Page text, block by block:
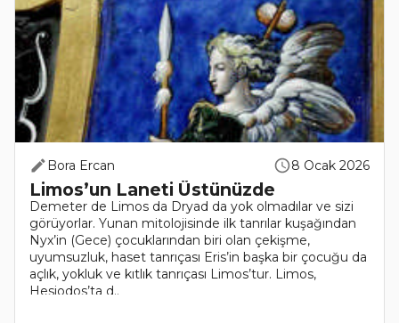
Bora Ercan 8 Ocak 2026
Limos’un Laneti Üstünüzde
Demeter de Limos da Dryad da yok olmadılar ve sizi
görüyorlar. Yunan mitolojisinde ilk tanrılar kuşağından
Nyx’in (Gece) çocuklarından biri olan çekişme,
uyumsuzluk, haset tanrıçası Eris’in başka bir çocuğu da
açlık, yokluk ve kıtlık tanrıçası Limos’tur. Limos,
Hesiodos’ta d..